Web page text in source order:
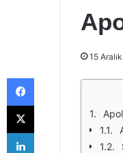
15
Facebook
X
LinkedIn